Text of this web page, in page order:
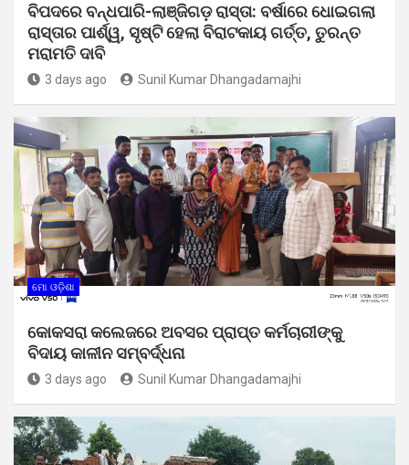
ବିପଦରେ ବନ୍ଧପାରି-ଲାଞ୍ଜିଗଡ଼ ରାସ୍ତା: ବର୍ଷାରେ ଧୋଇଗଲା
ରାସ୍ତାର ପାର୍ଶ୍ୱ, ସୃଷ୍ଟି ହେଲା ବିରାଟକାୟ ଗର୍ତ୍ତ, ତୁରନ୍ତ
ମରାମତି ଦାବି
3 days ago Sunil Kumar Dhangadamajhi
ମୋ ଓଡ଼ିଶା
କୋକସରା କଲେଜରେ ଅବସର ପ୍ରାପ୍ତ କର୍ମଚାରୀଙ୍କୁ
ବିଦାୟ କାଳୀନ ସମ୍ବର୍ଦ୍ଧନା
3 days ago Sunil Kumar Dhangadamajhi